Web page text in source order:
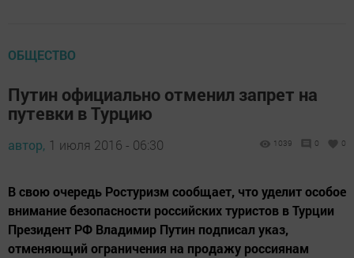
ОБЩЕСТВО
Путин официально отменил запрет на
путевки в Турцию
автор, 1 июля 2016 - 06:30 1039 0 0
В свою очередь Ростуризм сообщает, что уделит особое
внимание безопасности российских туристов в Турции
Президент РФ Владимир Путин подписал указ,
отменяющий ограничения на продажу россиянам